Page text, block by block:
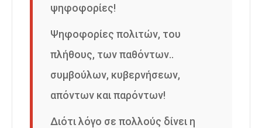
ψηφοφορίες!
Ψηφοφορίες πολιτών, του
πλήθους, των παθόντων..
συμβούλων, κυβερνήσεων,
απόντων και παρόντων!
Διότι λόγο σε πολλούς δίνει η